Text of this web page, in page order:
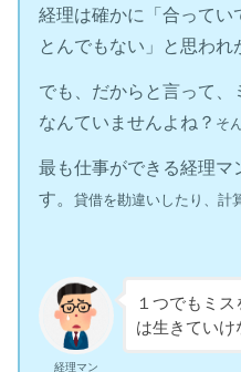
経理は確かに「合ってい
とんでもない」と思われ
でも、だからと言って、
なんていませんよね？ そ
最も仕事ができる経理マ
す。貸借を勘違いしたり、計
経理マン
１つでもミ
は生きてい